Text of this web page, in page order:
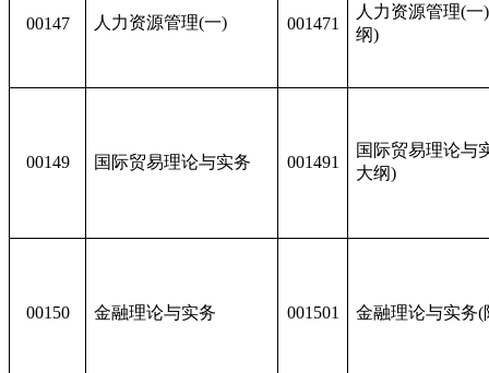
00147 人力资源管理(一) 001471
人力资源管理(一
纲)
00149 国际贸易理论与实务 001491
国际贸易理论与
大纲)
00150 金融理论与实务 001501 金融理论与实务(